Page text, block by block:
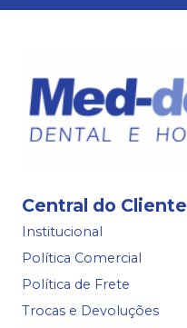
Central do Cliente
Institucional
Política Comercial
Política de Frete
Trocas e Devoluções